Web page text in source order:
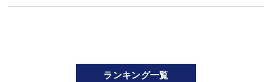
ランキング一覧